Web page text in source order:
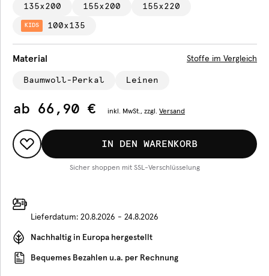
135x200 155x200 155x220
KIDS 100x135
Material Stoffe im Vergleich
Baumwoll-Perkal Leinen
ab 66,90 € inkl. MwSt., zzgl. Versand
IN DEN WARENKORB
Sicher shoppen mit SSL-Verschlüsselung
Lieferdatum: 20.8.2026 - 24.8.2026
Nachhaltig in Europa hergestellt
Bequemes Bezahlen u.a. per Rechnung